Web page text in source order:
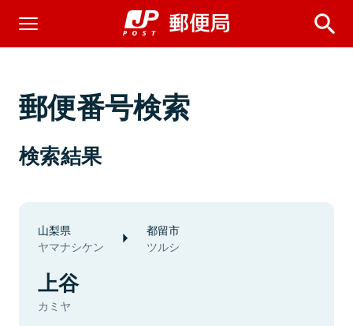
郵便番号検索
検索結果
山梨県
ヤマナシケン
都留市
ツルシ
上谷
カミヤ